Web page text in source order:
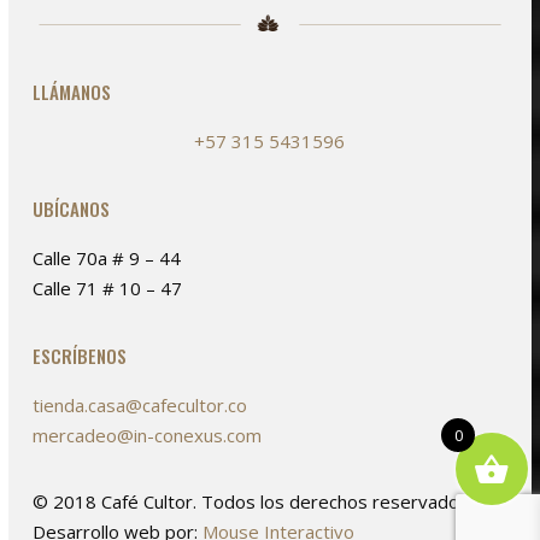
LLÁMANOS
+57 315 5431596
UBÍCANOS
Calle 70a # 9 – 44
Calle 71 # 10 – 47
ESCRÍBENOS
tienda.casa@cafecultor.co
mercadeo@in-conexus.com
© 2018 Café Cultor. Todos los derechos reservados. /
Desarrollo web por: Mouse Interactivo
0